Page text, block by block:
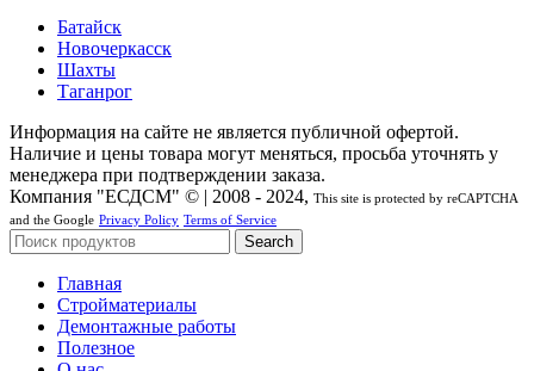
Батайск
Новочеркасск
Шахты
Таганрог
Информация на сайте не является публичной офертой.
Наличие и цены товара могут меняться, просьба уточнять у
менеджера при подтверждении заказа.
Компания "ЕСДСМ" © | 2008 - 2024, This site is protected by reCAPTCHA
and the Google Privacy Policy Terms of Service
Search
Главная
Стройматериалы
Демонтажные работы
Полезное